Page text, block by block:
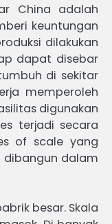
China adalah
keuntungan
dilakukan
dapat disebar
di sekitar
memperoleh
digunakan
terjadi secara
of scale yang
dibangun dalam
besar. Skala